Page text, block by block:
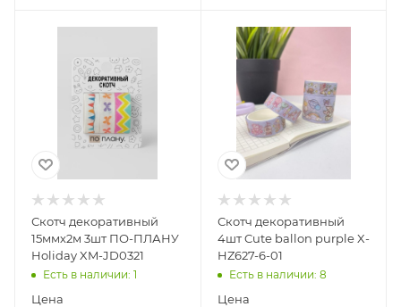
Скотч декоративный
15ммх2м 3шт ПО-ПЛАНУ
Holiday XM-JD0321
Есть в наличии: 1
Цена
Скотч декоративный
4шт Cute ballon purple X-
HZ627-6-01
Есть в наличии: 8
Цена